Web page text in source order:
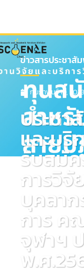
ข่าวสารประชาสั
กุมภาพันธ์ 10, 2023
ประชา
และบริ
รับสมั
การวิจั
บุคลา
การ ค
จุฬาฯ
พ.ศ